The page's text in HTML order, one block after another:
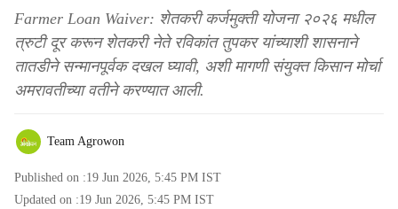
Farmer Loan Waiver: शेतकरी कर्जमुक्ती योजना २०२६ मधील
त्रुटी दूर करून शेतकरी नेते रविकांत तुपकर यांच्याशी शासनाने
तातडीने सन्मानपूर्वक दखल घ्यावी, अशी मागणी संयुक्त किसान मोर्चा
अमरावतीच्या वतीने करण्यात आली.
Team Agrowon
Published on :19 Jun 2026, 5:45 PM IST
Updated on :19 Jun 2026, 5:45 PM IST